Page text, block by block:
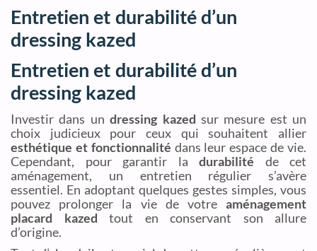
Entretien et durabilité d’un
dressing kazed
Entretien et durabilité d’un
dressing kazed
Investir dans undressing kazed sur mesure est un
choix judicieux pour ceux qui souhaitent allier
esthétique et fonctionnalité dans leur espace de vie.
Cependant, pour garantir la durabilité de cet
aménagement, un entretien régulier s’avère
essentiel. En adoptant quelques gestes simples, vous
pouvez prolonger la vie de votre aménagement
placard kazed tout en conservant son allure
d’origine.